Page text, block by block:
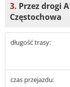
3. Przez drogi
Częstochowa
długość trasy:
czas przejazdu: